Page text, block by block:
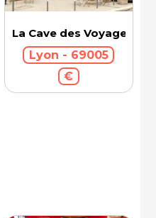
La Cave des Voyageurs
Lyon - 69005
€